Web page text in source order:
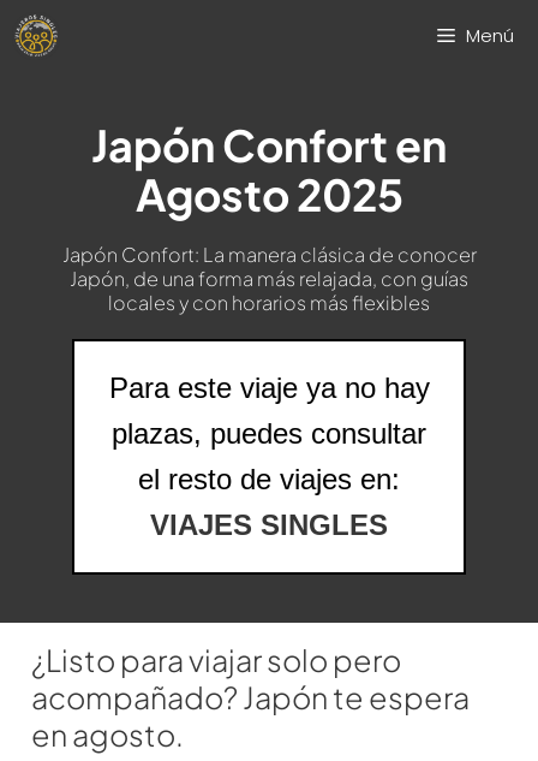
Saltar
Menú
Japón Confort en
Agosto 2025
Japón Confort: La manera clásica de conocer
Japón, de una forma más relajada, con guías
locales y con horarios más flexibles
Para este viaje ya no hay
plazas, puedes consultar
el resto de viajes en:
VIAJES SINGLES
¿Listo para viajar solo pero
acompañado? Japón te espera
en agosto.